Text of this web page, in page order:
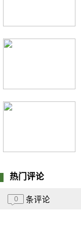
热门评论
0 条评论